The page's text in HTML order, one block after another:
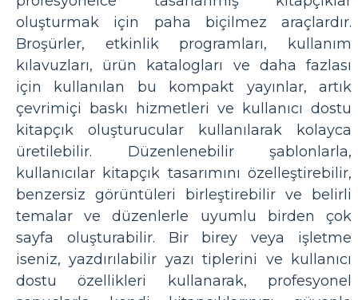
oluşturmak için paha biçilmez araçlardır.
Broşürler, etkinlik programları, kullanım
kılavuzları, ürün katalogları ve daha fazlası
için kullanılan bu kompakt yayınlar, artık
çevrimiçi baskı hizmetleri ve kullanıcı dostu
kitapçık oluşturucular kullanılarak kolayca
üretilebilir. Düzenlenebilir şablonlarla,
kullanıcılar kitapçık tasarımını özelleştirebilir,
benzersiz görüntüleri birleştirebilir ve belirli
temalar ve düzenlerle uyumlu birden çok
sayfa oluşturabilir. Bir birey veya işletme
iseniz, yazdırılabilir yazı tiplerini ve kullanıcı
dostu özellikleri kullanarak, profesyonel